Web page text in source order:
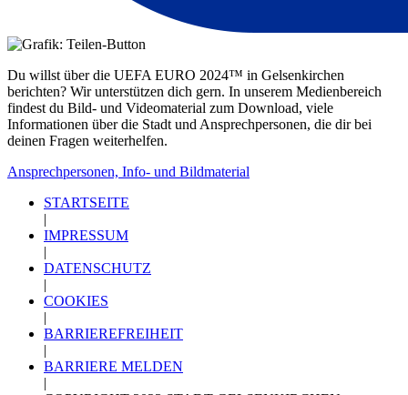
Du willst über die UEFA EURO 2024™ in Gelsenkirchen
berichten? Wir unterstützen dich gern. In unserem Medienbereich
findest du Bild- und Videomaterial zum Download, viele
Informationen über die Stadt und Ansprechpersonen, die dir bei
deinen Fragen weiterhelfen.
Ansprechpersonen, Info- und Bildmaterial
STARTSEITE
|
IMPRESSUM
|
DATENSCHUTZ
|
COOKIES
|
BARRIEREFREIHEIT
|
BARRIERE MELDEN
|